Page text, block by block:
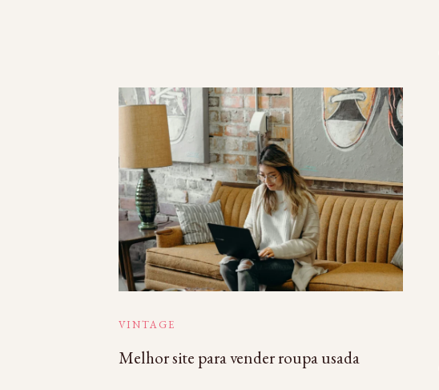
VINTAGE
Melhor site para vender roupa usada